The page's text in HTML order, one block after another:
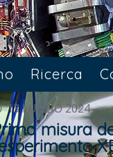
Ricerca
13 LUGLIO 2024
misura